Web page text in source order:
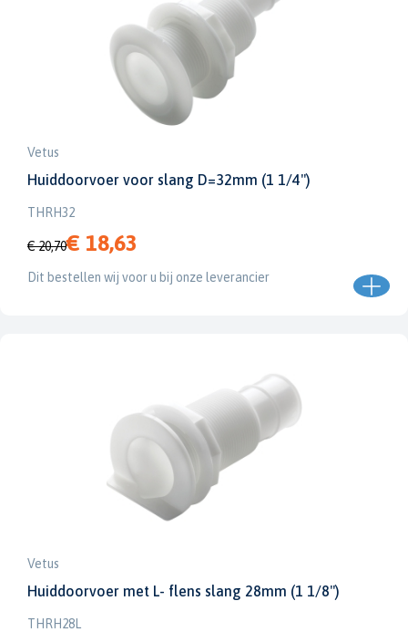
Vetus
Huiddoorvoer voor slang D=32mm (1 1/4")
THRH32
€ 20,70€ 18,63
Dit bestellen wij voor u bij onze leverancier
Vetus
Huiddoorvoer met L- flens slang 28mm (1 1/8")
THRH28L